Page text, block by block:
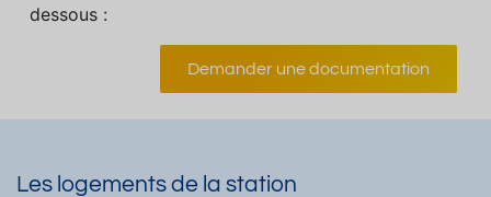
dessous :
Demander une documentation
Les logements de la station